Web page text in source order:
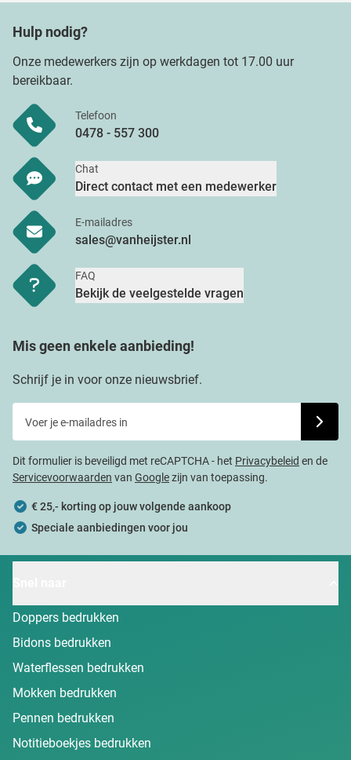
Hulp nodig?
Onze medewerkers zijn op werkdagen tot 17.00 uur
bereikbaar.
Telefoon
0478 - 557 300
Chat
Direct contact met een medewerker
E-mailadres
sales@vanheijster.nl
FAQ
Bekijk de veelgestelde vragen
Mis geen enkele aanbieding!
Schrijf je in voor onze nieuwsbrief.
Dit formulier is beveiligd met reCAPTCHA - het Privacybeleid en de
Servicevoorwaarden van Googlezijn van toepassing.
€ 25,- korting op jouw volgende aankoop
Speciale aanbiedingen voor jou
Doppers bedrukken
Bidons bedrukken
Waterflessen bedrukken
Mokken bedrukken
Pennen bedrukken
Notitieboekjes bedrukken